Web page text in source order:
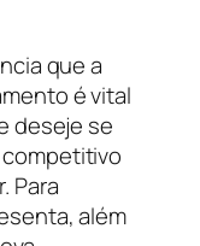
que a
é vital
deseje se
Para
além